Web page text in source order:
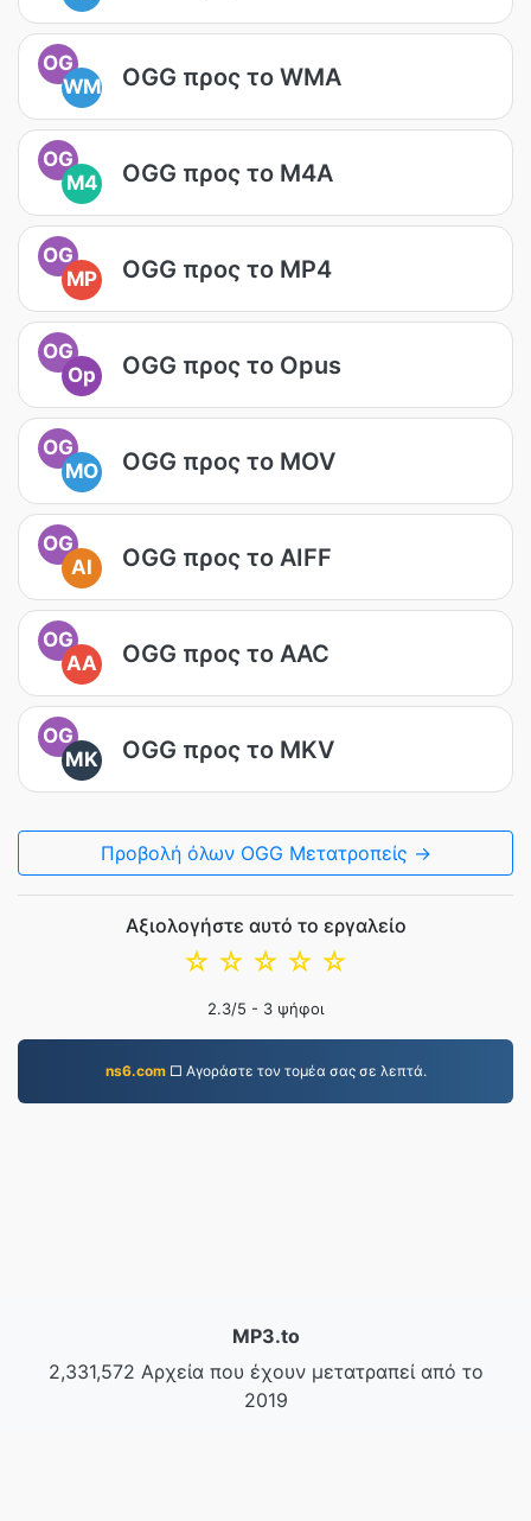
OG
WM
OGG προς το WMA
OG
M4
OGG προς το M4A
OG
MP
OGG προς το MP4
OG
Op
OGG προς το Opus
OG
MO
OGG προς το MOV
OG
AI
OGG προς το AIFF
OG
AA
OGG προς το AAC
OG
MK
OGG προς το MKV
Προβολή όλων OGG Μετατροπείς →
Αξιολογήστε αυτό το εργαλείο
☆
☆
☆
☆
☆
2.3/5 - 3 ψήφοι
ns6.com□ Αγοράστε τον τομέα σας σε λεπτά.
MP3.to
2,331,572 Αρχεία που έχουν μετατραπεί από το
2019